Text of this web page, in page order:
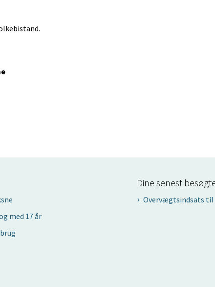
med 17 år
Dine senest
Overvægtsindsats til